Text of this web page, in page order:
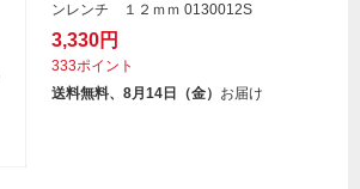
ンレンチ １２ｍｍ 0130012S
3,330円
333ポイント
送料無料、8月14日（金） お届け